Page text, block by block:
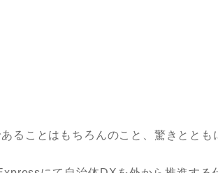
ることはもちろんのこと、驚きととも